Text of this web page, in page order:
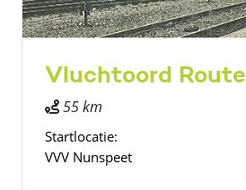
Vluchtoord Route
55 km
Startlocatie:
VVV Nunspeet